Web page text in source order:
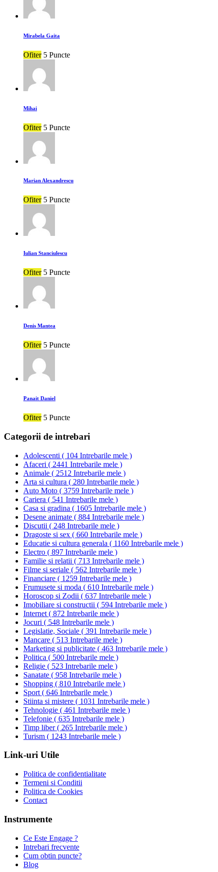
Mirabela Gaita
Ofiter 5 Puncte
Mihai
Ofiter 5 Puncte
Marian Alexandrescu
Ofiter 5 Puncte
Iulian Stanciulescu
Ofiter 5 Puncte
Denis Mantea
Ofiter 5 Puncte
Panait Daniel
Ofiter 5 Puncte
Categorii de intrebari
Adolescenti ( 104 Intrebarile mele )
Afaceri ( 2441 Intrebarile mele )
Animale ( 2512 Intrebarile mele )
Arta si cultura ( 280 Intrebarile mele )
Auto Moto ( 3759 Intrebarile mele )
Cariera ( 541 Intrebarile mele )
Casa si gradina ( 1605 Intrebarile mele )
Desene animate ( 884 Intrebarile mele )
Discutii ( 248 Intrebarile mele )
Dragoste si sex ( 660 Intrebarile mele )
Educatie si cultura generala ( 1160 Intrebarile mele )
Electro ( 897 Intrebarile mele )
Familie si relatii ( 713 Intrebarile mele )
Filme si seriale ( 562 Intrebarile mele )
Financiare ( 1259 Intrebarile mele )
Frumusete si moda ( 610 Intrebarile mele )
Horoscop si Zodii ( 637 Intrebarile mele )
Imobiliare si constructii ( 594 Intrebarile mele )
Internet ( 872 Intrebarile mele )
Jocuri ( 548 Intrebarile mele )
Legislatie, Sociale ( 391 Intrebarile mele )
Mancare ( 513 Intrebarile mele )
Marketing si publicitate ( 463 Intrebarile mele )
Politica ( 500 Intrebarile mele )
Religie ( 523 Intrebarile mele )
Sanatate ( 958 Intrebarile mele )
Shopping ( 810 Intrebarile mele )
Sport ( 646 Intrebarile mele )
Stiinta si mistere ( 1031 Intrebarile mele )
Tehnologie ( 461 Intrebarile mele )
Telefonie ( 635 Intrebarile mele )
Timp liber( 265 Intrebarile mele )
Turism ( 1243 Intrebarile mele )
Link-uri Utile
Politica de confidentialitate
Termeni si Conditii
Politica de Cookies
Contact
Instrumente
Ce Este Engage ?
Intrebari frecvente
Cum obtin puncte?
Blog